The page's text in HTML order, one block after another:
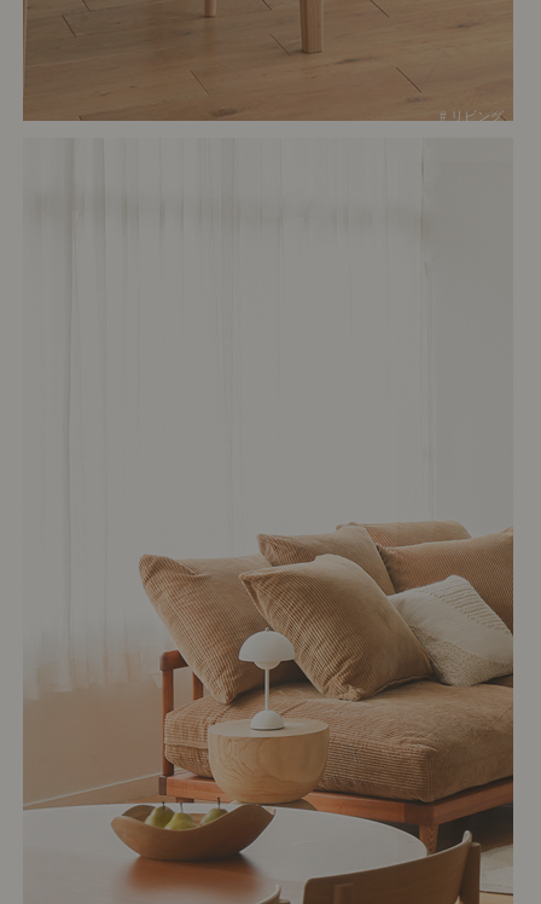
# リビング